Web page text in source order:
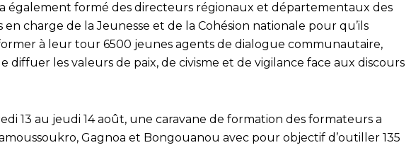
également formé des directeurs régionaux et départementaux des
en charge de la Jeunesse et de la Cohésion nationale pour qu’ils
à leur tour 6500 jeunes agents de dialogue communautaire,
diffuer les valeurs de paix, de civisme et de vigilance face aux discours
13 au jeudi 14 août, une caravane de formation des formateurs a
Gagnoa et Bongouanou avec pour objectif d’outiller 135